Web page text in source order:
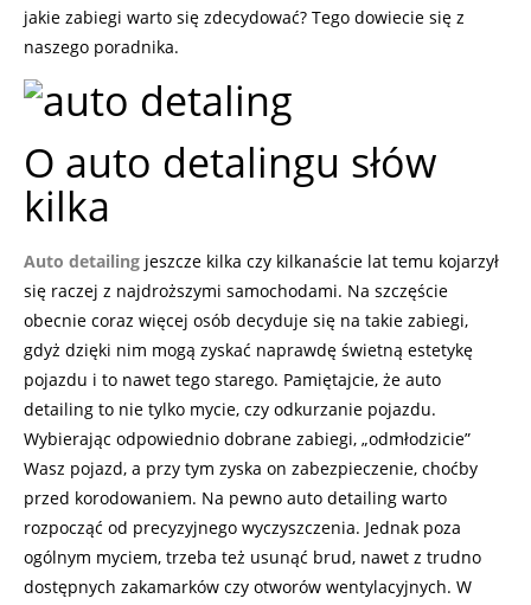
jakie zabiegi warto się zdecydować? Tego dowiecie się z
naszego poradnika.
O auto detalingu słów
kilka
Auto detailing jeszcze kilka czy kilkanaście lat temu kojarzył
się raczej z najdroższymi samochodami. Na szczęście
obecnie coraz więcej osób decyduje się na takie zabiegi,
gdyż dzięki nim mogą zyskać naprawdę świetną estetykę
pojazdu i to nawet tego starego. Pamiętajcie, że auto
detailing to nie tylko mycie, czy odkurzanie pojazdu.
Wybierając odpowiednio dobrane zabiegi, „odmłodzicie”
Wasz pojazd, a przy tym zyska on zabezpieczenie, choćby
przed korodowaniem. Na pewno auto detailing warto
rozpocząć od precyzyjnego wyczyszczenia. Jednak poza
ogólnym myciem, trzeba też usunąć brud, nawet z trudno
dostępnych zakamarków czy otworów wentylacyjnych. W